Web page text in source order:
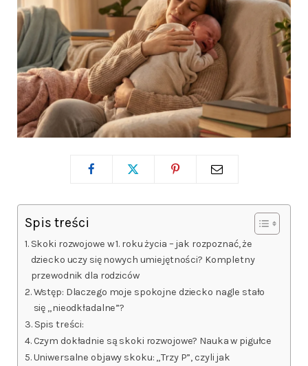
Spis treści
Skoki rozwojowe w 1. roku życia – jak rozpoznać, że
dziecko uczy się nowych umiejętności? Kompletny
przewodnik dla rodziców
Wstęp: Dlaczego moje spokojne dziecko nagle stało
się „nieodkładalne”?
Spis treści:
Czym dokładnie są skoki rozwojowe? Nauka w pigułce
Uniwersalne objawy skoku: „Trzy P”, czyli jak